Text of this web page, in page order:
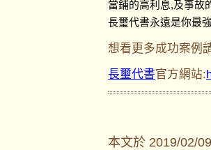
當鋪的高利息,及事故
長璽代書永遠是你最
想看更多成功案例
長璽代書官方網站:
本文於 2019/02/